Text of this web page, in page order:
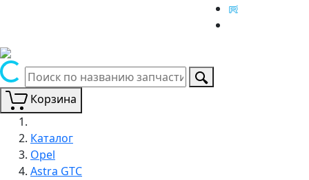
Корзина
Каталог
Opel
Astra GTC